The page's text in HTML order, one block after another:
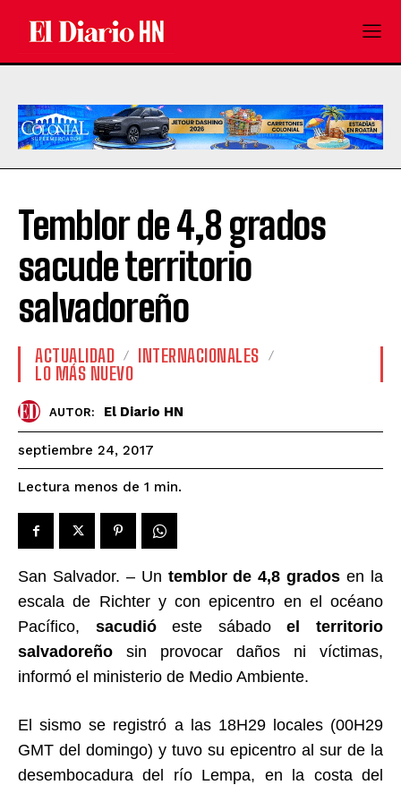
Temblor de 4,8 grados
sacude territorio
salvadoreño
ACTUALIDAD
INTERNACIONALES
LO MÁS NUEVO
AUTOR: El Diario HN
septiembre 24, 2017
Lectura menos de 1 min.
San Salvador. – Un temblor de 4,8 grados en la
escala de Richter y con epicentro en el océano
Pacífico, sacudióeste sábadoel territorio
salvadoreño sin provocar daños ni víctimas,
informó el ministerio de Medio Ambiente.
El sismo se registró a las 18H29 locales (00H29
GMT del domingo) y tuvo su epicentro al sur de la
desembocadura del río Lempa, en la costa del